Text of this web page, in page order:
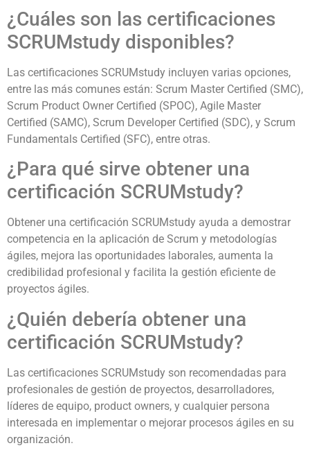
¿Cuáles son las certificaciones
SCRUMstudy disponibles?
Las certificaciones SCRUMstudy incluyen varias opciones,
entre las más comunes están: Scrum Master Certified (SMC),
Scrum Product Owner Certified (SPOC), Agile Master
Certified (SAMC), Scrum Developer Certified (SDC), y Scrum
Fundamentals Certified (SFC), entre otras.
¿Para qué sirve obtener una
certificación SCRUMstudy?
Obtener una certificación SCRUMstudy ayuda a demostrar
competencia en la aplicación de Scrum y metodologías
ágiles, mejora las oportunidades laborales, aumenta la
credibilidad profesional y facilita la gestión eficiente de
proyectos ágiles.
¿Quién debería obtener una
certificación SCRUMstudy?
Las certificaciones SCRUMstudy son recomendadas para
profesionales de gestión de proyectos, desarrolladores,
líderes de equipo, product owners, y cualquier persona
interesada en implementar o mejorar procesos ágiles en su
organización.